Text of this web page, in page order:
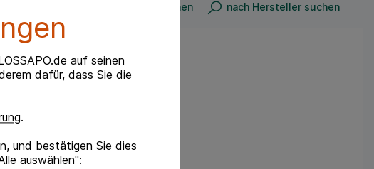
auf seinen
dafür, dass Sie die
.
und bestätigen Sie dies
auswählen":
nach Produkt suchen nach Hersteller suchen